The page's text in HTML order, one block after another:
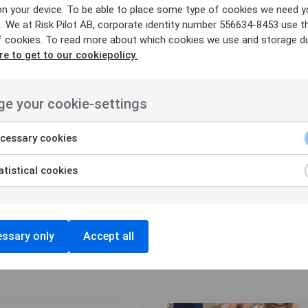
min kompetens och erfarenhet på
det självklara valet. Jag har bara hört bra
att även jag kan bidra till det goda
finns här!
varmt välkommen
your device. To be able to place some type of cookies we need
We at Risk Pilot AB, corporate identity number 556634-8453 use
cookies. To read more about which cookies we use and storage
to get to our cookiepolicy.
your cookie-settings
cookies
cookies
only Accept all